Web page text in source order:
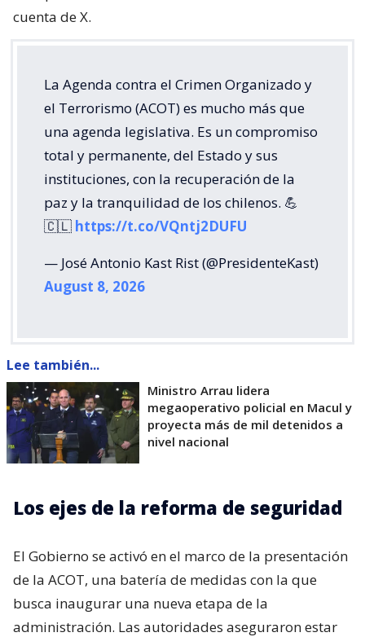
cuenta de X.
La Agenda contra el Crimen Organizado y
el Terrorismo (ACOT) es mucho más que
una agenda legislativa. Es un compromiso
total y permanente, del Estado y sus
instituciones, con la recuperación de la
paz y la tranquilidad de los chilenos. 💪
🇨🇱 https://t.co/VQntj2DUFU
— José Antonio Kast Rist (@PresidenteKast)
August 8, 2026
Lee también...
Ministro Arrau lidera
megaoperativo policial en Macul y
proyecta más de mil detenidos a
nivel nacional
Los ejes de la reforma de seguridad
El Gobierno se activó en el marco de la presentación
de la ACOT, una batería de medidas con la que
busca inaugurar una nueva etapa de la
administración. Las autoridades aseguraron estar